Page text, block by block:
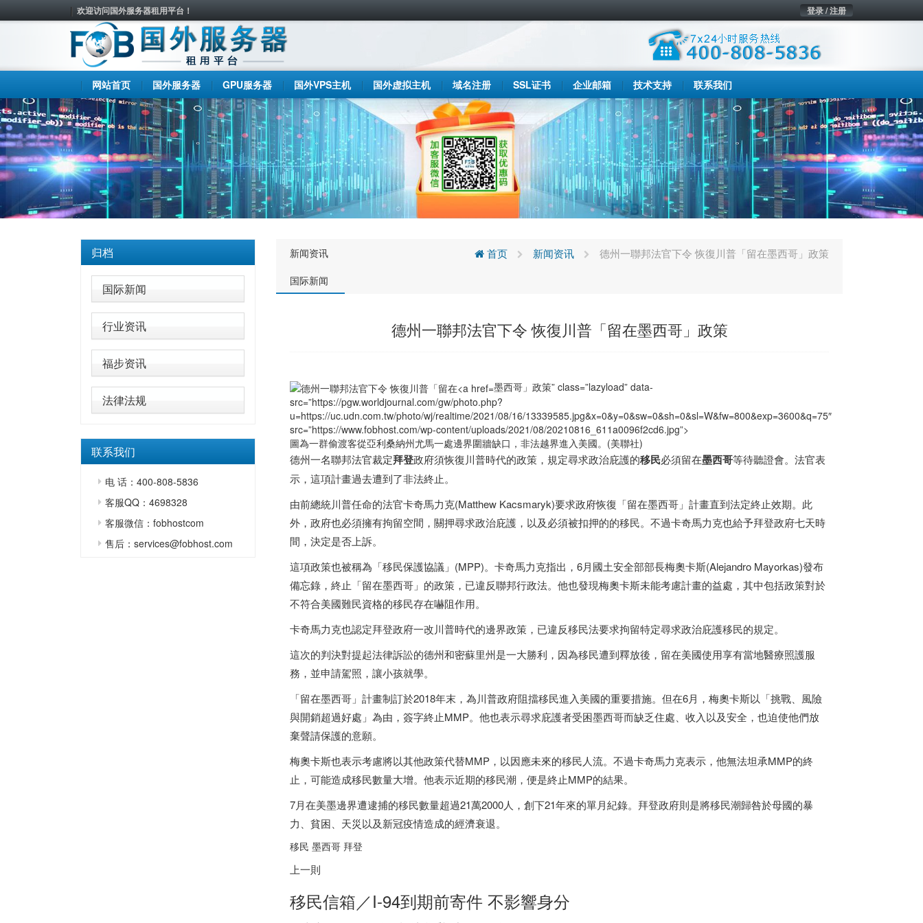
欢迎访问国外服务器租用平台！ 登录 / 注册
网站首页 国外服务器 GPU服务器 国外VPS主机 国外虚拟主机 域名注册 SSL证书 企业邮箱 技术支持 联系我们
归档
国际新闻
行业资讯
福步资讯
法律法规
联系我们
电 话：400-808-5836
客服QQ：4698328
客服微信：fobhostcom
售后：services@fobhost.com
新闻资讯
国际新闻
首页 新闻资讯 德州一聯邦法官下令 恢復川普「留在墨西哥」政策
德州一聯邦法官下令 恢復川普「留在墨西哥」政策
墨西哥」政策” class=”lazyload” data-
src=”https://pgw.worldjournal.com/gw/photo.php?
u=https://uc.udn.com.tw/photo/wj/realtime/2021/08/16/13339585.jpg&x=0&y=0&sw=0&sh=0&sl=W&fw=800&exp=3600&q=75″
src=”https://www.fobhost.com/wp-content/uploads/2021/08/20210816_611a0096f2cd6.jpg”>
圖為一群偷渡客從亞利桑納州尤馬一處邊界圍牆缺口，非法越界進入美國。(美聯社)
德州一名聯邦法官裁定拜登政府須恢復川普時代的政策，規定尋求政治庇護的移民必須留在墨西哥等待聽證會。法官表
示，這項計畫過去遭到了非法終止。
由前總統川普任命的法官卡奇馬力克(Matthew Kacsmaryk)要求政府恢復「留在墨西哥 」計畫直到法定終止效期。此
外，政府也必須擁有拘留空間，關押尋求政治庇護，以及必須被扣押的的移民。不過卡奇馬力克也給予拜登政府七天時
間，決定是否上訴。
這項政策也被稱為「移民保護協議」(MPP)。卡奇馬力克指出，6月國土安全部部長梅奧卡斯(Alejandro Mayorkas)發布
備忘錄，終止「留在墨西哥 」的政策，已違反聯邦行政法。他也發現梅奧卡斯未能考慮計畫的益處，其中包括政策對於
不符合美國難民資格的移民存在嚇阻作用。
卡奇馬力克也認定拜登政府一改川普時代的邊界政策，已違反移民法要求拘留特定尋求政治庇護移民的規定。
這次的判決對提起法律訴訟的德州和密蘇里州是一大勝利，因為移民遭到釋放後，留在美國使用享有當地醫療照護服
務，並申請駕照，讓小孩就學。
「留在墨西哥 」計畫制訂於2018年末，為川普政府阻擋移民進入美國的重要措施。但在6月，梅奧卡斯以「挑戰、風險
與開銷超過好處」為由，簽字終止MMP。他也表示尋求庇護者受困墨西哥而缺乏住處、收入以及安全，也迫使他們放
棄聲請保護的意願。
梅奧卡斯也表示考慮將以其他政策代替MMP，以因應未來的移民人流。不過卡奇馬力克表示，他無法坦承MMP的終
止，可能造成移民數量大增。他表示近期的移民潮，便是終止MMP的結果。
7月在美墨邊界遭逮捕的移民數量超過21萬2000人，創下21年來的單月紀錄。拜登政府則是將移民潮歸咎於母國的暴
力、貧困、天災以及新冠疫情造成的經濟衰退。
移民 墨西哥 拜登
上一則
移民信箱／I-94到期前寄件 不影響身分